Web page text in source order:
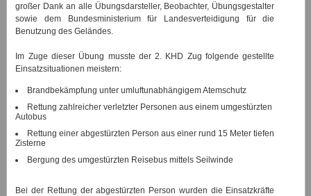
großer Dank an alle Übungsdarsteller, Beobachter, Übungsgestalter
sowie dem Bundesministerium für Landesverteidigung für die
Benutzung des Geländes.
Im Zuge dieser Übung musste der 2. KHD Zug folgende gestellte
Einsatzsituationen meistern:
Brandbekämpfung unter umluftunabhängigem Atemschutz
Rettung zahlreicher verletzter Personen aus einem umgestürzten
Autobus
Rettung einer abgestürzten Person aus einer rund 15 Meter tiefen
Zisterne
Bergung des umgestürzten Reisebus mittels Seilwinde
Bei der Rettung der abgestürzten Person wurden die Einsatzkräfte